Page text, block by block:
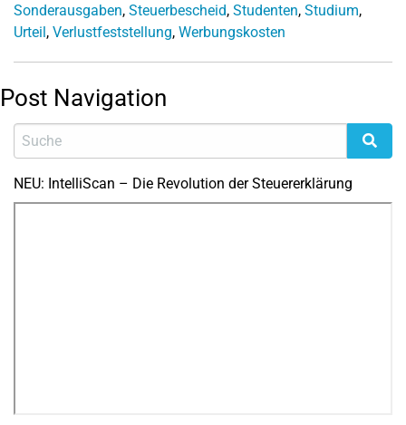
Sonderausgaben, Steuerbescheid, Studenten, Studium,
Urteil, Verlustfeststellung, Werbungskosten
Post Navigation
NEU: IntelliScan – Die Revolution der Steuererklärung